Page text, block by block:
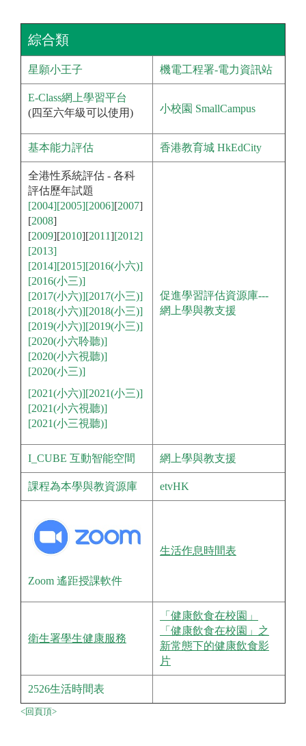
綜合類
星願小王子 機電工程署-電力資訊站
E-Class網上學習平台
(四至六年級可以使用)
小校園 SmallCampus
基本能力評估 香港教育城 HkEdCity
全港性系統評估 - 各科
評估歷年試題
[2004][2005][2006][2007]
[2008]
[2009][2010][2011][2012]
[2013]
[2014][2015][2016(小六)]
[2016(小三)]
[2017(小六)][2017(小三)]
[2018(小六)][2018(小三)]
[2019(小六)][2019(小三)]
[2020(小六聆聽)]
[2020(小六視聽)]
[2020(小三)]
[2021(小六)][2021(小三)]
[2021(小六視聽)]
[2021(小三視聽)]
促進學習評估資源庫---
網上學與教支援
I_CUBE 互動智能空間 網上學與教支援
課程為本學與教資源庫 etvHK
Zoom 遙距授課軟件
生活作息時間表
衛生署學生健康服務
「健康飲食在校園」
「健康飲食在校園」之
新常態下的健康飲食影
片
2526生活時間表
<回頁頂>